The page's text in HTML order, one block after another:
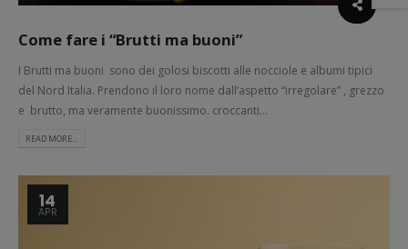
Come fare i “Brutti ma buoni”
I Brutti ma buoni sono dei golosi biscotti alle nocciole e albumi tipici
del Nord Italia. Prendono il loro nome dall’aspetto “irregolare” , grezzo
e brutto, ma veramente buonissimo. croccanti...
READ MORE...
14
APR